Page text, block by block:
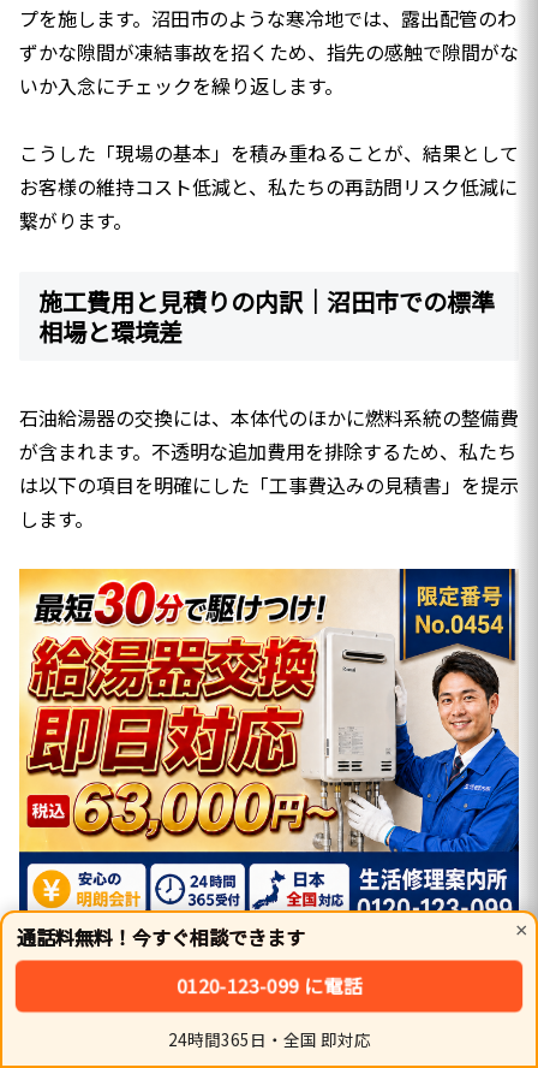
×
通話料無料！今すぐ相談できます
0120-123-099 に電話
24時間365日・全国 即対応
プを施します。沼田市のような寒冷地では、露出配管のわ
ずかな隙間が凍結事故を招くため、指先の感触で隙間がな
いか入念にチェックを繰り返します。
こうした「現場の基本」を積み重ねることが、結果として
お客様の維持コスト低減と、私たちの再訪問リスク低減に
繋がります。
施工費用と見積りの内訳｜沼田市での標準
相場と環境差
石油給湯器の交換には、本体代のほかに燃料系統の整備費
が含まれます。不透明な追加費用を排除するため、私たち
は以下の項目を明確にした「工事費込みの見積書」を提示
します。
タップで0120-123-099に発信できます。
① 内訳：本体＋標準工事＋廃材処分のコミコミ
表記
シェア トップ